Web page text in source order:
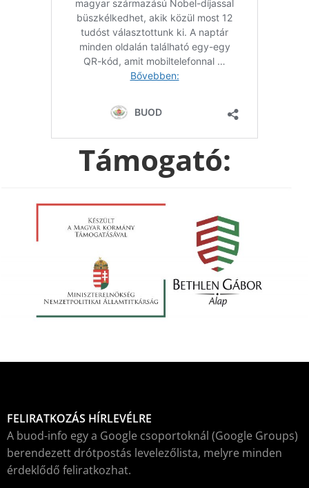
Támogató:
FELIRATKOZÁS HÍRLEVÉLRE
A buod-info egy a Google csoportoknál (Google Groups)
berendezett drótpostás levelezőlista, melyre minden
érdeklődő feliratkozhat.